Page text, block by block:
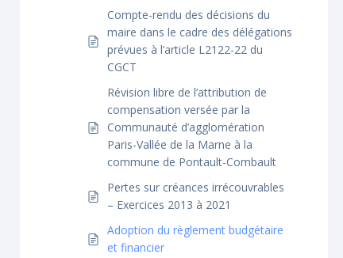
Compte-rendu des décisions du
maire dans le cadre des délégations
prévues à l’article L2122-22 du
CGCT
Révision libre de l’attribution de
compensation versée par la
Communauté d’agglomération
Paris-Vallée de la Marne à la
commune de Pontault-Combault
Pertes sur créances irrécouvrables
– Exercices 2013 à 2021
Adoption du règlement budgétaire
et financier